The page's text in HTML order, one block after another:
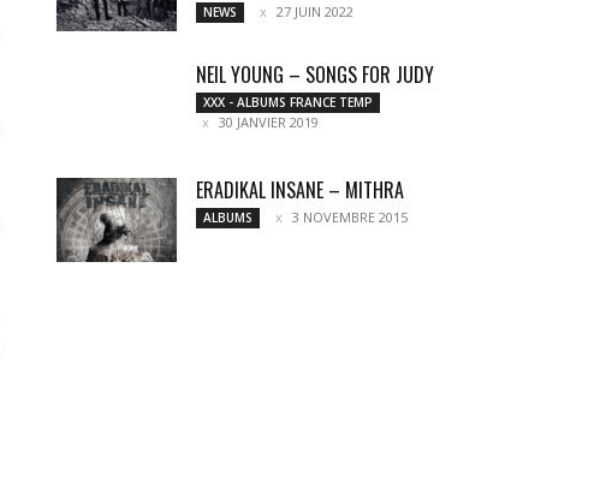
NEWS 27 JUIN 2022
NEIL YOUNG – SONGS FOR JUDY
XXX - ALBUMS FRANCE TEMP
30 JANVIER 2019
ERADIKAL INSANE – MITHRA
ALBUMS 3 NOVEMBRE 2015